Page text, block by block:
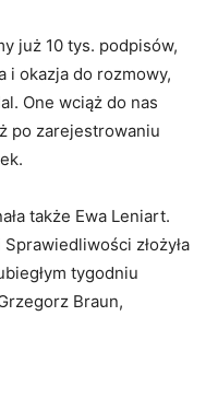
już 10 tys. podpisów,
i okazja do rozmowy,
One wciąż do nas
po zarejestrowaniu
także Ewa Leniart.
złożyła
tygodniu
Braun,